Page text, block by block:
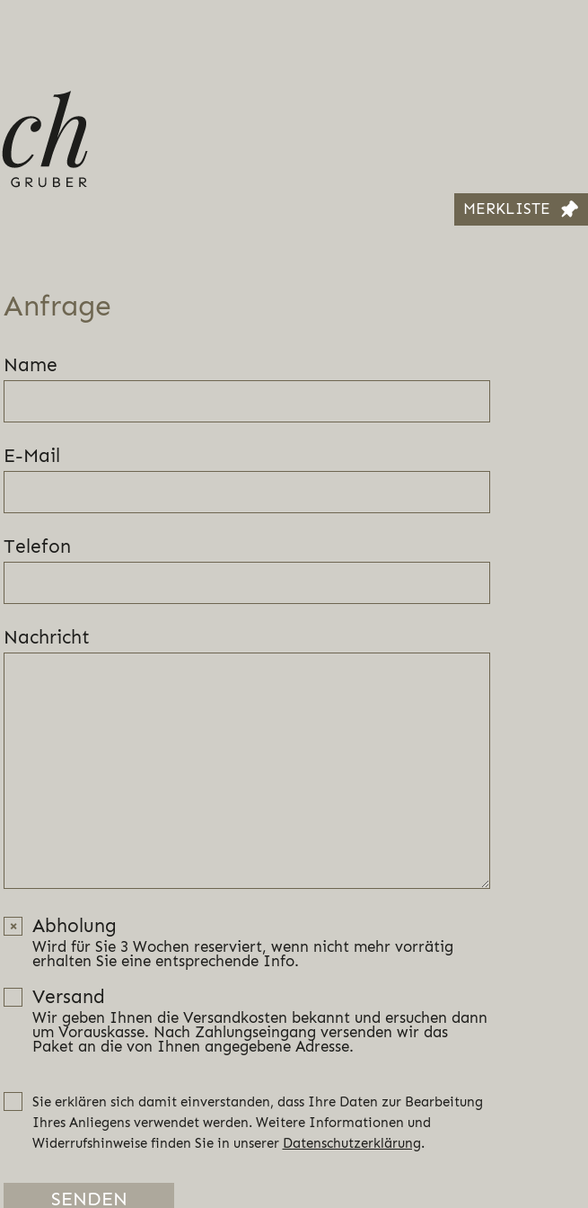
Anfrage
Name
E-Mail
Telefon
Nachricht
Abholung
Wird für Sie 3 Wochen reserviert, wenn nicht mehr vorrätig
erhalten Sie eine entsprechende Info.
Versand
Wir geben Ihnen die Versandkosten bekannt und ersuchen dann
um Vorauskasse. Nach Zahlungseingang versenden wir das
Paket an die von Ihnen angegebene Adresse.
Sie erklären sich damit einverstanden, dass Ihre Daten zur Bearbeitung
Ihres Anliegens verwendet werden. Weitere Informationen und
Widerrufshinweise finden Sie in unserer Datenschutzerklärung.
MERKLISTE